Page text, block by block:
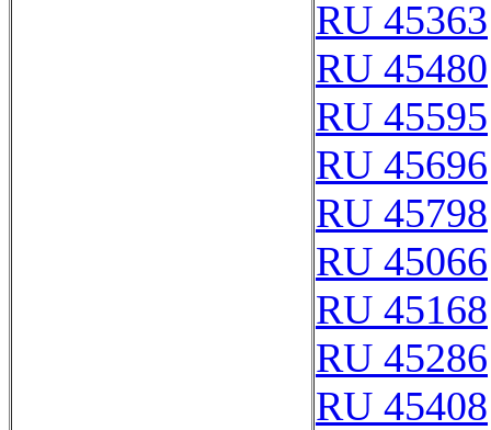
RU 45363
RU 45480
RU 45595
RU 45696
RU 45798
RU 45066
RU 45168
RU 45286
RU 45408